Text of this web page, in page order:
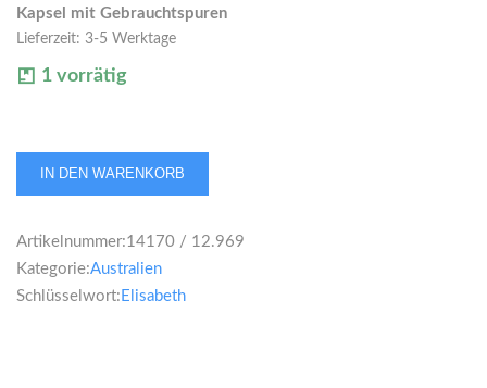
Kapsel mit Gebrauchtspuren
Lieferzeit: 3-5 Werktage
1 vorrätig
Australien
100
Dollars
2012
IN DEN WARENKORB
Artikelnummer:14170 / 12.969
Kategorie:Australien
Schlüsselwort: Elisabeth